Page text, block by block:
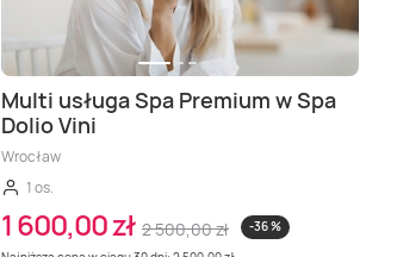
Multi usługa Spa Premium w Spa
Dolio Vini
Wrocław
1 os.
1 600,00 zł 2 500,00 zł
-36 %